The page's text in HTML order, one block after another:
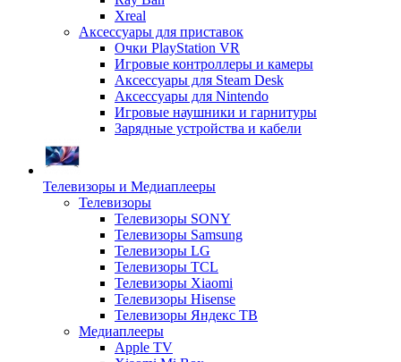
Xreal
Аксессуары для приставок
Очки PlayStation VR
Игровые контроллеры и камеры
Аксессуары для Steam Desk
Аксессуары для Nintendo
Игровые наушники и гарнитуры
Зарядные устройства и кабели
Телевизоры и Медиаплееры
Телевизоры
Телевизоры SONY
Телевизоры Samsung
Телевизоры LG
Телевизоры TCL
Телевизоры Xiaomi
Телевизоры Hisense
Телевизоры Яндекс ТВ
Медиаплееры
Apple TV